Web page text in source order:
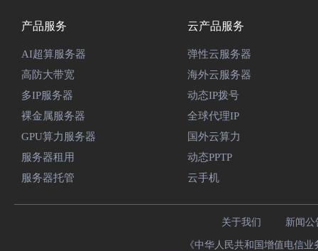
产品服务
AI超算服务器
高防大带宽
多IP服务器
裸金属服务器
GPU算力服务器
服务器租用
服务器托管
云产品服务
弹性云服务器
海外云服务器
动态IP拨号
全球代理IP
国外云算力
动态PPTP
云手机
关于我们 新闻公
《中华人民共和国增值电信